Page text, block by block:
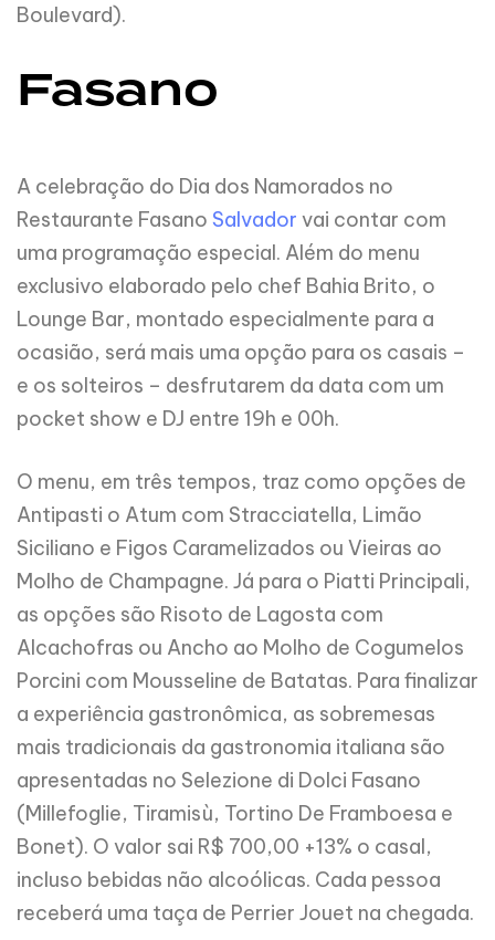
Boulevard).
Fasano
A celebração do Dia dos Namorados no
Restaurante Fasano Salvador vai contar com
uma programação especial. Além do menu
exclusivo elaborado pelo chef Bahia Brito, o
Lounge Bar, montado especialmente para a
ocasião, será mais uma opção para os casais –
e os solteiros – desfrutarem da data com um
pocket show e DJ entre 19h e 00h.
O menu, em três tempos, traz como opções de
Antipasti o Atum com Stracciatella, Limão
Siciliano e Figos Caramelizados ou Vieiras ao
Molho de Champagne. Já para o Piatti Principali,
as opções são Risoto de Lagosta com
Alcachofras ou Ancho ao Molho de Cogumelos
Porcini com Mousseline de Batatas. Para finalizar
a experiência gastronômica, as sobremesas
mais tradicionais da gastronomia italiana são
apresentadas no Selezione di Dolci Fasano
(Millefoglie, Tiramisù, Tortino De Framboesa e
Bonet). O valor sai R$ 700,00 +13% o casal,
incluso bebidas não alcoólicas. Cada pessoa
receberá uma taça de Perrier Jouet na chegada.